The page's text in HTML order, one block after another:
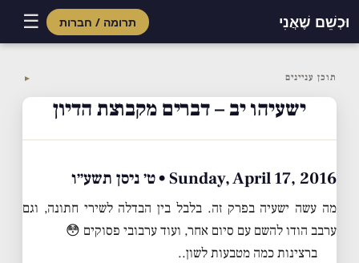
וּכְשֵׁם שֶׁאֲנִי תרומה / חברות ☰
content
תוכן עניינים ▼
ישעיהו יב – דברים מקבוצת הדיון
Sunday, April 17, 2016 • ט׳ ניסן תשע״ו
מה עשה ישעיה בפרק זה. בלבל בין הבדלה לשירי חתונה, וגם
ערבב הודו להשם עם סיום אחר, ועוד ערבובי פסוקים 😳
ברצינות כמה מטבעות לשון..